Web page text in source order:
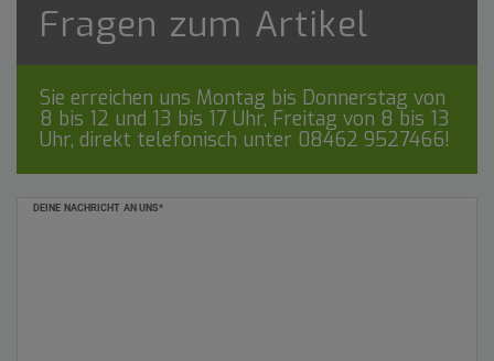
Fragen zum Artikel
Sie erreichen uns Montag bis Donnerstag von
8 bis 12 und 13 bis 17 Uhr, Freitag von 8 bis 13
Uhr, direkt telefonisch unter 08462 9527466!
DEINE NACHRICHT AN UNS*
Ceres::Template.mailFormHoneypotLabel